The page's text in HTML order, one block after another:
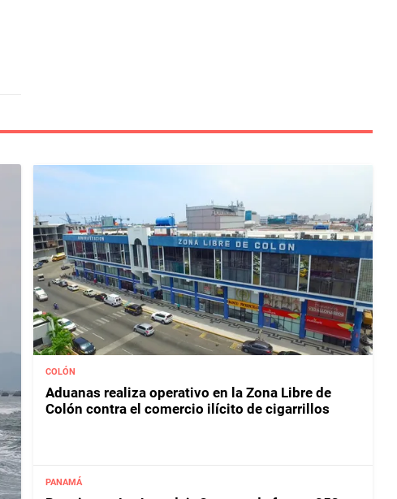
COLÓN
Aduanas realiza operativo en la Zona Libre de
Colón contra el comercio ilícito de cigarrillos
PANAMÁ